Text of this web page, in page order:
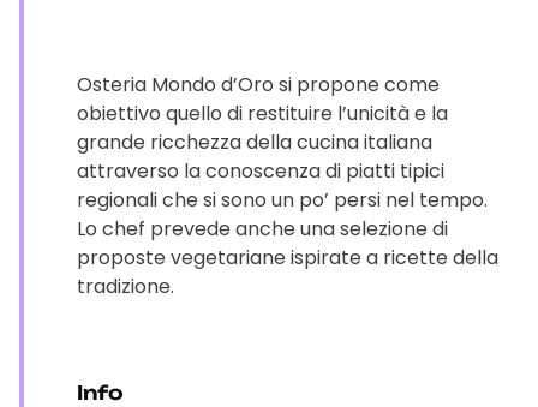
Osteria Mondo d’Oro si propone come
obiettivo quello di restituire l’unicità e la
grande ricchezza della cucina italiana
attraverso la conoscenza di piatti tipici
regionali che si sono un po’ persi nel tempo.
Lo chef prevede anche una selezione di
proposte vegetariane ispirate a ricette della
tradizione.
Info